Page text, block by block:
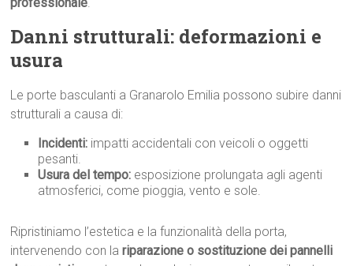
Danni strutturali: deformazioni e
usura
Le porte basculanti a Granarolo Emilia possono subire danni
strutturali a causa di:
Incidenti: impatti accidentali con veicoli o oggetti
pesanti.
Usura del tempo: esposizione prolungata agli agenti
atmosferici, come pioggia, vento e sole.
Ripristiniamo l’estetica e la funzionalità della porta,
intervenendo con lariparazione o sostituzione dei pannelli